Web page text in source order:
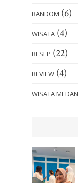
RANDOM (6)
WISATA (4)
RESEP (22)
REVIEW (4)
WISATA MEDAN